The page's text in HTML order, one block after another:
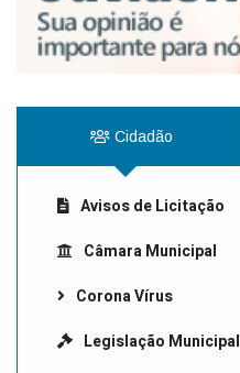
Cidadão
Avisos de Licitação
Câmara Municipal
Corona Vírus
Legislação Municipal